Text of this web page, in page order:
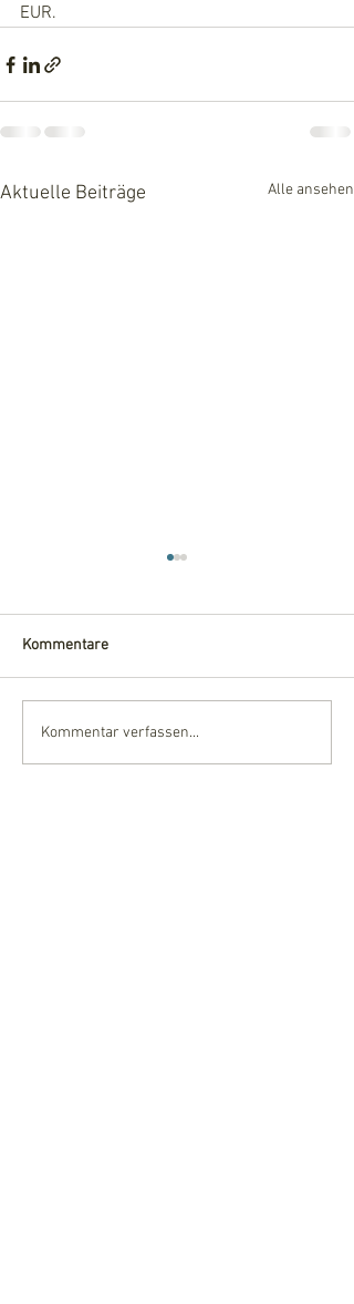
EUR.
Aktuelle Beiträge Alle ansehen
Wir ziehen um :)
Kommentare
Kommentar verfassen...